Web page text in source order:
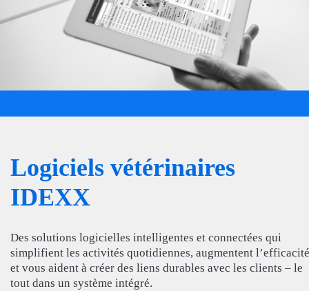
Logiciels vétérinaires
IDEXX
Des solutions logicielles intelligentes et connectées qui
simplifient les activités quotidiennes, augmentent l’efficacité
et vous aident à créer des liens durables avec les clients – le
tout dans un système intégré.